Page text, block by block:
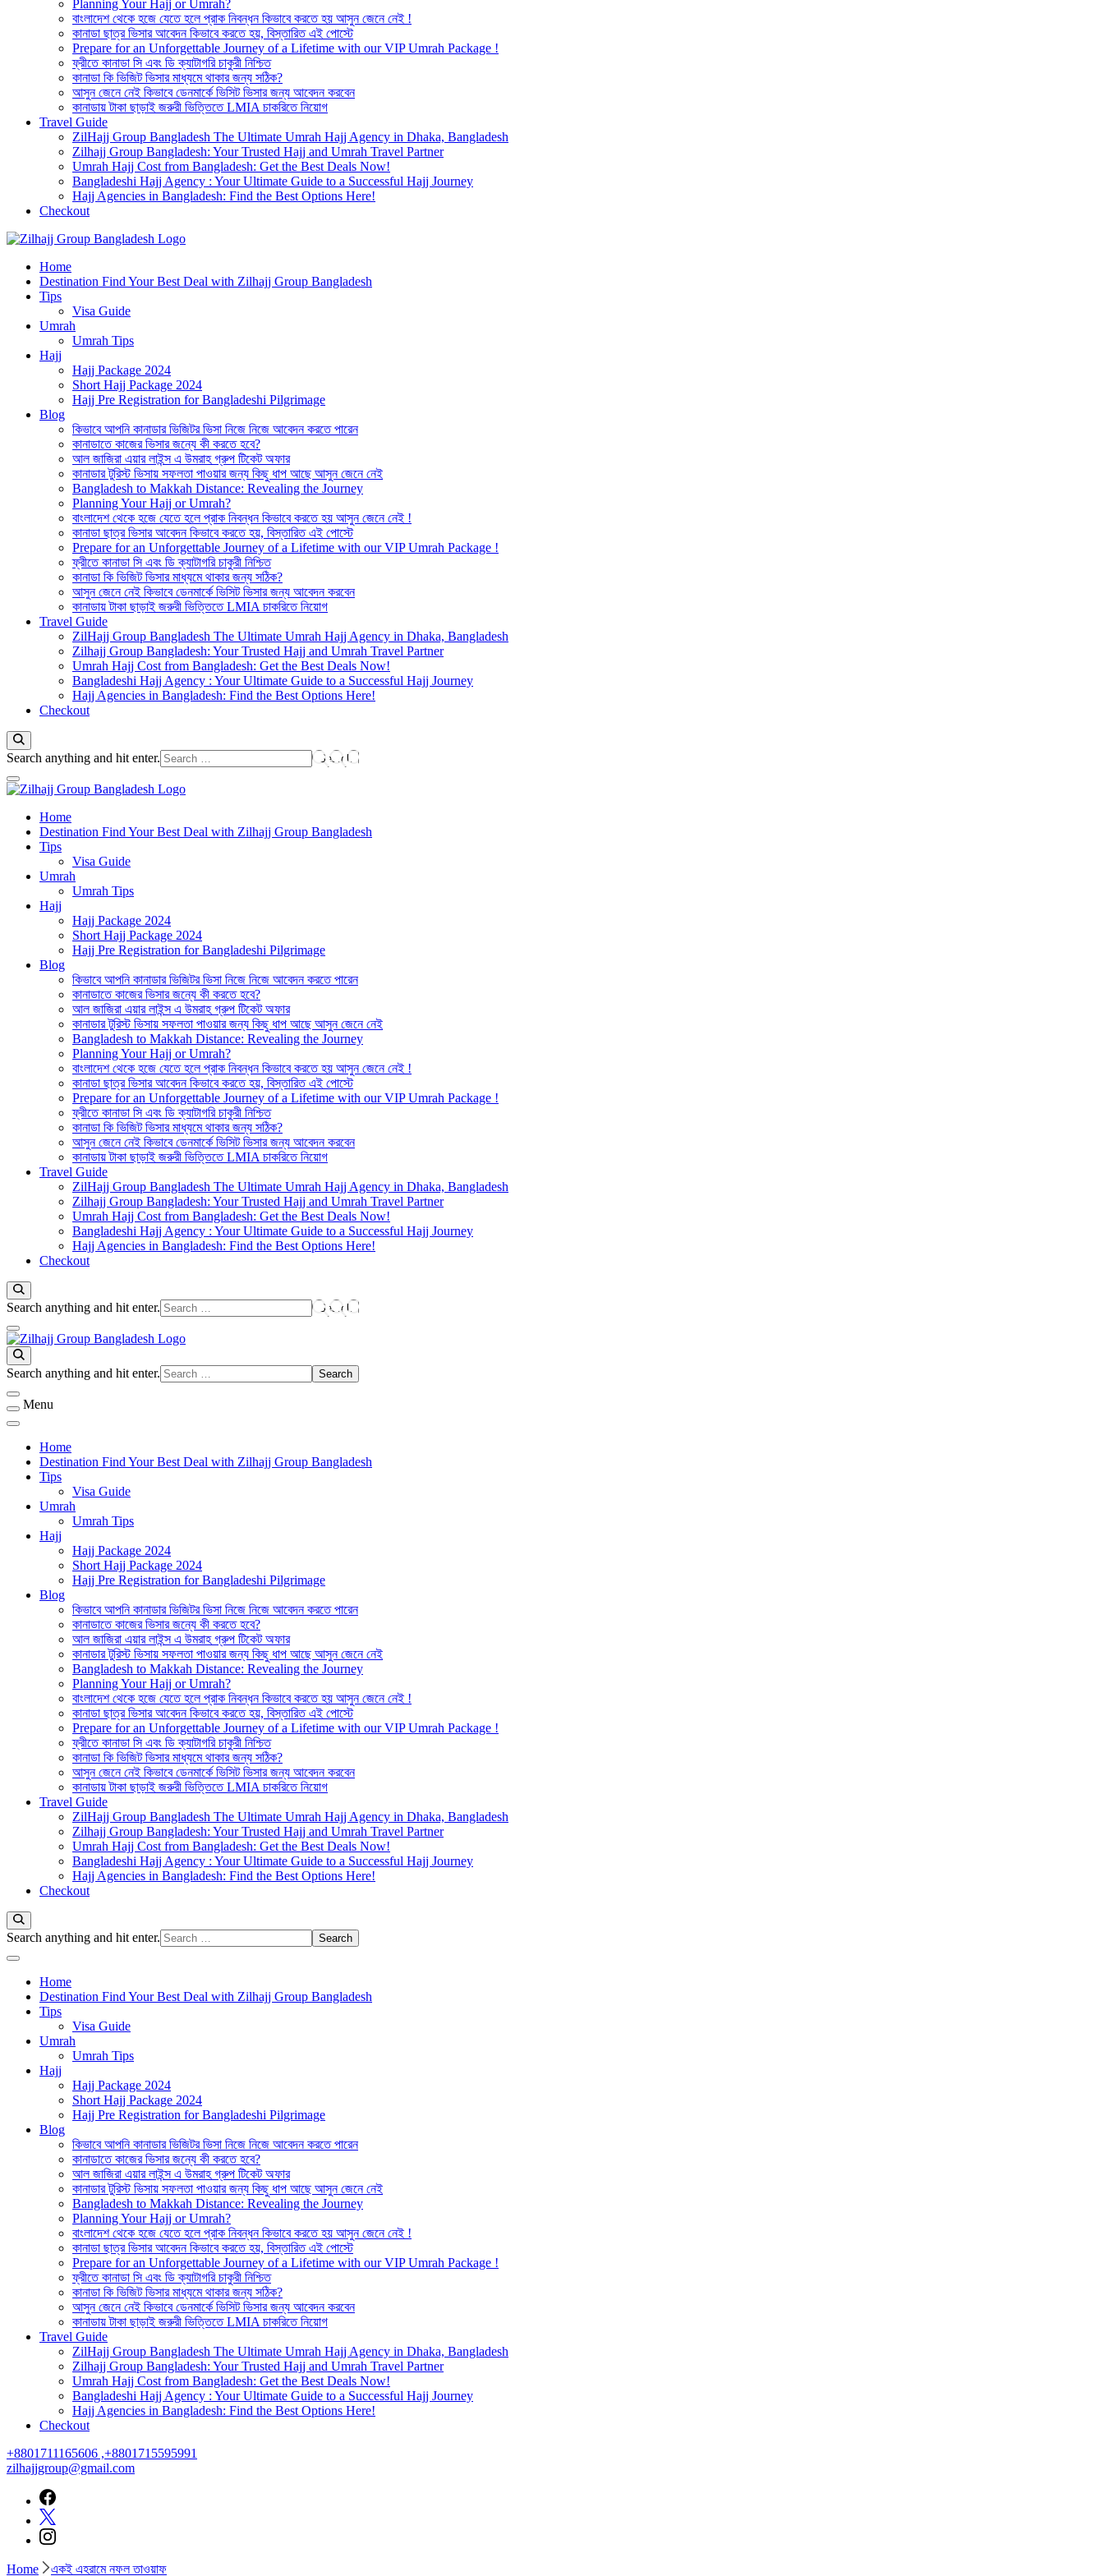
Planning Your Hajj or Umrah?
বাংলাদেশ থেকে হজে যেতে হলে প্রাক নিবন্ধন কিভাবে করতে হয় আসুন জেনে নেই !
কানাডা ছাত্র ভিসার আবেদন কিভাবে করতে হয়, বিস্তারিত এই পোস্টে
Prepare for an Unforgettable Journey of a Lifetime with our VIP Umrah Package !
ফ্রীতে কানাডা সি এবং ডি ক্যাটাগরি চাকুরী নিশ্চিত
কানাডা কি ভিজিট ভিসার মাধ্যমে থাকার জন্য সঠিক?
আসুন জেনে নেই কিভাবে ডেনমার্কে ভিসিট ভিসার জন্য আবেদন করবেন
কানাডায় টাকা ছাড়াই জরুরী ভিত্তিতে LMIA চাকরিতে নিয়োগ
Travel Guide
ZilHajj Group Bangladesh The Ultimate Umrah Hajj Agency in Dhaka, Bangladesh
Zilhajj Group Bangladesh: Your Trusted Hajj and Umrah Travel Partner
Umrah Hajj Cost from Bangladesh: Get the Best Deals Now!
Bangladeshi Hajj Agency : Your Ultimate Guide to a Successful Hajj Journey
Hajj Agencies in Bangladesh: Find the Best Options Here!
Checkout
জিলহজ্জ গ্রুপ বাংলাদেশ
Best Hajj Umrah Travel Tour Agent in Bangladesh
Home
Destination Find Your Best Deal with Zilhajj Group Bangladesh
Tips
Visa Guide
Umrah
Umrah Tips
Hajj
Hajj Package 2024
Short Hajj Package 2024
Hajj Pre Registration for Bangladeshi Pilgrimage
Blog
কিভাবে আপনি কানাডার ভিজিটর ভিসা নিজে নিজে আবেদন করতে পারেন
কানাডাতে কাজের ভিসার জন্যে কী করতে হবে?
আল জাজিরা এয়ার লাইন্স এ উমরাহ গ্রুপ টিকেট অফার
কানাডার টুরিস্ট ভিসায় সফলতা পাওয়ার জন্য কিছু ধাপ আছে আসুন জেনে নেই
Bangladesh to Makkah Distance: Revealing the Journey
Planning Your Hajj or Umrah?
বাংলাদেশ থেকে হজে যেতে হলে প্রাক নিবন্ধন কিভাবে করতে হয় আসুন জেনে নেই !
কানাডা ছাত্র ভিসার আবেদন কিভাবে করতে হয়, বিস্তারিত এই পোস্টে
Prepare for an Unforgettable Journey of a Lifetime with our VIP Umrah Package !
ফ্রীতে কানাডা সি এবং ডি ক্যাটাগরি চাকুরী নিশ্চিত
কানাডা কি ভিজিট ভিসার মাধ্যমে থাকার জন্য সঠিক?
আসুন জেনে নেই কিভাবে ডেনমার্কে ভিসিট ভিসার জন্য আবেদন করবেন
কানাডায় টাকা ছাড়াই জরুরী ভিত্তিতে LMIA চাকরিতে নিয়োগ
Travel Guide
ZilHajj Group Bangladesh The Ultimate Umrah Hajj Agency in Dhaka, Bangladesh
Zilhajj Group Bangladesh: Your Trusted Hajj and Umrah Travel Partner
Umrah Hajj Cost from Bangladesh: Get the Best Deals Now!
Bangladeshi Hajj Agency : Your Ultimate Guide to a Successful Hajj Journey
Hajj Agencies in Bangladesh: Find the Best Options Here!
Checkout
Looking
Something?
Search anything and hit enter.
জিলহজ্জ গ্রুপ বাংলাদেশ
Best Hajj Umrah Travel Tour Agent in Bangladesh
Home
Destination Find Your Best Deal with Zilhajj Group Bangladesh
Tips
Visa Guide
Umrah
Umrah Tips
Hajj
Hajj Package 2024
Short Hajj Package 2024
Hajj Pre Registration for Bangladeshi Pilgrimage
Blog
কিভাবে আপনি কানাডার ভিজিটর ভিসা নিজে নিজে আবেদন করতে পারেন
কানাডাতে কাজের ভিসার জন্যে কী করতে হবে?
আল জাজিরা এয়ার লাইন্স এ উমরাহ গ্রুপ টিকেট অফার
কানাডার টুরিস্ট ভিসায় সফলতা পাওয়ার জন্য কিছু ধাপ আছে আসুন জেনে নেই
Bangladesh to Makkah Distance: Revealing the Journey
Planning Your Hajj or Umrah?
বাংলাদেশ থেকে হজে যেতে হলে প্রাক নিবন্ধন কিভাবে করতে হয় আসুন জেনে নেই !
কানাডা ছাত্র ভিসার আবেদন কিভাবে করতে হয়, বিস্তারিত এই পোস্টে
Prepare for an Unforgettable Journey of a Lifetime with our VIP Umrah Package !
ফ্রীতে কানাডা সি এবং ডি ক্যাটাগরি চাকুরী নিশ্চিত
কানাডা কি ভিজিট ভিসার মাধ্যমে থাকার জন্য সঠিক?
আসুন জেনে নেই কিভাবে ডেনমার্কে ভিসিট ভিসার জন্য আবেদন করবেন
কানাডায় টাকা ছাড়াই জরুরী ভিত্তিতে LMIA চাকরিতে নিয়োগ
Travel Guide
ZilHajj Group Bangladesh The Ultimate Umrah Hajj Agency in Dhaka, Bangladesh
Zilhajj Group Bangladesh: Your Trusted Hajj and Umrah Travel Partner
Umrah Hajj Cost from Bangladesh: Get the Best Deals Now!
Bangladeshi Hajj Agency : Your Ultimate Guide to a Successful Hajj Journey
Hajj Agencies in Bangladesh: Find the Best Options Here!
Checkout
Looking
Something?
Search anything and hit enter.
জিলহজ্জ গ্রুপ বাংলাদেশ
Best Hajj Umrah Travel Tour Agent in Bangladesh
Looking
Something?
Search anything and hit enter.
Menu
Home
Destination Find Your Best Deal with Zilhajj Group Bangladesh
Tips
Visa Guide
Umrah
Umrah Tips
Hajj
Hajj Package 2024
Short Hajj Package 2024
Hajj Pre Registration for Bangladeshi Pilgrimage
Blog
কিভাবে আপনি কানাডার ভিজিটর ভিসা নিজে নিজে আবেদন করতে পারেন
কানাডাতে কাজের ভিসার জন্যে কী করতে হবে?
আল জাজিরা এয়ার লাইন্স এ উমরাহ গ্রুপ টিকেট অফার
কানাডার টুরিস্ট ভিসায় সফলতা পাওয়ার জন্য কিছু ধাপ আছে আসুন জেনে নেই
Bangladesh to Makkah Distance: Revealing the Journey
Planning Your Hajj or Umrah?
বাংলাদেশ থেকে হজে যেতে হলে প্রাক নিবন্ধন কিভাবে করতে হয় আসুন জেনে নেই !
কানাডা ছাত্র ভিসার আবেদন কিভাবে করতে হয়, বিস্তারিত এই পোস্টে
Prepare for an Unforgettable Journey of a Lifetime with our VIP Umrah Package !
ফ্রীতে কানাডা সি এবং ডি ক্যাটাগরি চাকুরী নিশ্চিত
কানাডা কি ভিজিট ভিসার মাধ্যমে থাকার জন্য সঠিক?
আসুন জেনে নেই কিভাবে ডেনমার্কে ভিসিট ভিসার জন্য আবেদন করবেন
কানাডায় টাকা ছাড়াই জরুরী ভিত্তিতে LMIA চাকরিতে নিয়োগ
Travel Guide
ZilHajj Group Bangladesh The Ultimate Umrah Hajj Agency in Dhaka, Bangladesh
Zilhajj Group Bangladesh: Your Trusted Hajj and Umrah Travel Partner
Umrah Hajj Cost from Bangladesh: Get the Best Deals Now!
Bangladeshi Hajj Agency : Your Ultimate Guide to a Successful Hajj Journey
Hajj Agencies in Bangladesh: Find the Best Options Here!
Checkout
Looking
Something?
Search anything and hit enter.
Home
Destination Find Your Best Deal with Zilhajj Group Bangladesh
Tips
Visa Guide
Umrah
Umrah Tips
Hajj
Hajj Package 2024
Short Hajj Package 2024
Hajj Pre Registration for Bangladeshi Pilgrimage
Blog
কিভাবে আপনি কানাডার ভিজিটর ভিসা নিজে নিজে আবেদন করতে পারেন
কানাডাতে কাজের ভিসার জন্যে কী করতে হবে?
আল জাজিরা এয়ার লাইন্স এ উমরাহ গ্রুপ টিকেট অফার
কানাডার টুরিস্ট ভিসায় সফলতা পাওয়ার জন্য কিছু ধাপ আছে আসুন জেনে নেই
Bangladesh to Makkah Distance: Revealing the Journey
Planning Your Hajj or Umrah?
বাংলাদেশ থেকে হজে যেতে হলে প্রাক নিবন্ধন কিভাবে করতে হয় আসুন জেনে নেই !
কানাডা ছাত্র ভিসার আবেদন কিভাবে করতে হয়, বিস্তারিত এই পোস্টে
Prepare for an Unforgettable Journey of a Lifetime with our VIP Umrah Package !
ফ্রীতে কানাডা সি এবং ডি ক্যাটাগরি চাকুরী নিশ্চিত
কানাডা কি ভিজিট ভিসার মাধ্যমে থাকার জন্য সঠিক?
আসুন জেনে নেই কিভাবে ডেনমার্কে ভিসিট ভিসার জন্য আবেদন করবেন
কানাডায় টাকা ছাড়াই জরুরী ভিত্তিতে LMIA চাকরিতে নিয়োগ
Travel Guide
ZilHajj Group Bangladesh The Ultimate Umrah Hajj Agency in Dhaka, Bangladesh
Zilhajj Group Bangladesh: Your Trusted Hajj and Umrah Travel Partner
Umrah Hajj Cost from Bangladesh: Get the Best Deals Now!
Bangladeshi Hajj Agency : Your Ultimate Guide to a Successful Hajj Journey
Hajj Agencies in Bangladesh: Find the Best Options Here!
Checkout
+8801711165606 ,+8801715595991
zilhajjgroup@gmail.com
Home একই এহরামে নফল তাওয়াফ